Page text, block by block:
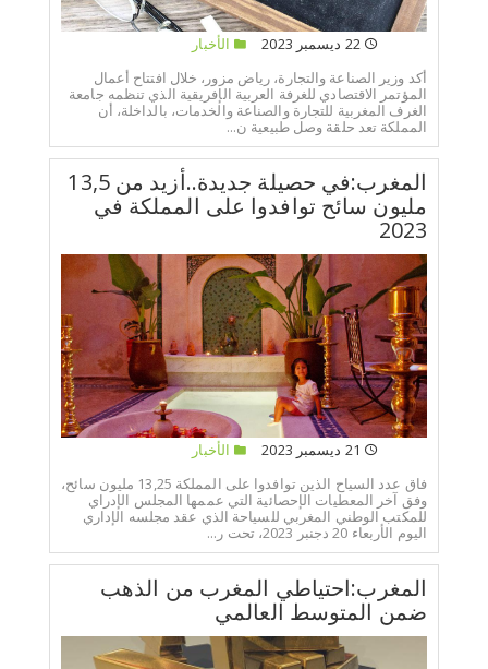
22 ديسمبر 2023
الأخبار
أكد وزير الصناعة والتجارة، رياض مزور، خلال افتتاح أعمال
المؤتمر الاقتصادي للغرفة العربية الإفريقية الذي تنظمه جامعة
الغرف المغربية للتجارة والصناعة والخدمات، بالداخلة، أن
المملكة تعد حلقة وصل طبيعية ن...
المغرب:في حصيلة جديدة..أزيد من 13,5
مليون سائح توافدوا على المملكة في
2023
الأخبار
فاق عدد السياح الذين توافدوا على المملكة 13,25 مليون سائح،
وفق آخر المعطيات الإحصائية التي عممها المجلس الإدراي
للمكتب الوطني المغربي للسياحة الذي عقد مجلسه الإداري
اليوم الأربعاء 20 دجنبر 2023، تحت ر...
المغرب:احتياطي المغرب من الذهب
ضمن المتوسط العالمي